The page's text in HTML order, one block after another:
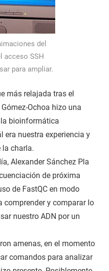
del
acceso SSH
para ampliar.
más relajada tras el
Ochoa hizo una
bioinformática
era nuestra experiencia y
charla.
Alexander Sánchez Pla
de próxima
de FastQC en modo
comprender y comparar lo
nuestro ADN por un
amenas, en el momento
comandos para analizar